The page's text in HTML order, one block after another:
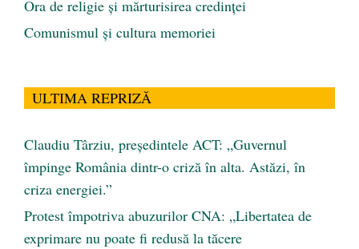
Ora de religie şi mărturisirea credinţei
Comunismul şi cultura memoriei
ULTIMA REPRIZĂ
Claudiu Târziu, președintele ACT: „Guvernul
împinge România dintr-o criză în alta. Astăzi, în
criza energiei.”
Protest împotriva abuzurilor CNA: „Libertatea de
exprimare nu poate fi redusă la tăcere